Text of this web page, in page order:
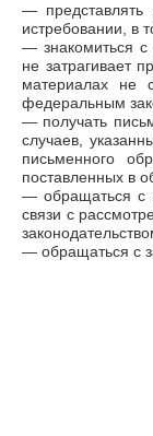
—
истребовании, в
— знакомиться
не затрагивает
материалах не
федеральным
— получать
случаев,
письменного
поставленных в
— обращаться
связи с
— обращаться с